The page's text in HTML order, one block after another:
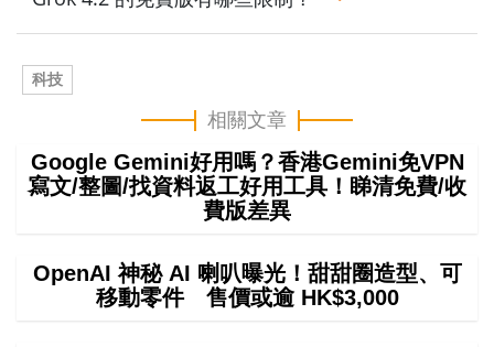
科技
相關文章
Google Gemini好用嗎？香港Gemini免VPN
寫文/整圖/找資料返工好用工具！睇清免費/收
費版差異
OpenAI 神秘 AI 喇叭曝光！甜甜圈造型、可
移動零件 售價或逾 HK$3,000